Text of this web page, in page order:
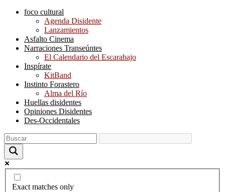
foco cultural
Agenda Disidente
Lanzamientos
Asfalto Cinema
Narraciones Transeúntes
El Calendario del Escarabajo
Inspírate
KitBand
Instinto Forastero
Alma del Río
Huellas disidentes
Opiniones Disidentes
Des-Occidentales
Exact matches only